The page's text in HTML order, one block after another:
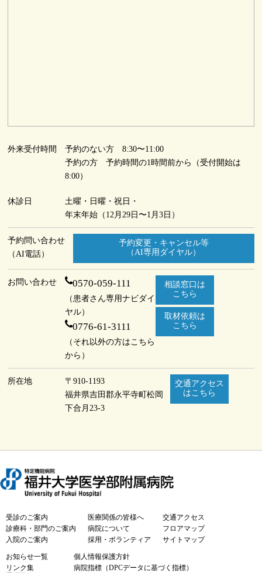
外来受付時間
予約のない方 8:30〜11:00
予約の方 予約時間の1時間前から（受付開始は
8:00）
休診日
土曜・日曜・祝日・
年末年始（12月29日〜1月3日）
予約問い合わせ
（AI電話）
予約変更・キャンセル等
（AI専用ダイヤル）
お問い合わせ 0570-059-111
（患者さん専用ナビダイ
ヤル）
0776-61-3111
（それ以外の方はこちら
から）
相談窓口は
こちら
取材依頼は
こちら
所在地
〒910-1193
福井県吉田郡永平寺町松岡
下合月23-3
交通アクセス
はこちら
受診のご案内
診療科・部門のご案内
入院のご案内
医療関係の皆様へ
病院について
採用・ボランティア
交通アクセス
フロアマップ
サイトマップ
お知らせ一覧
リンク集
個人情報保護方針
病院指標（DPCデータに基づく指標）